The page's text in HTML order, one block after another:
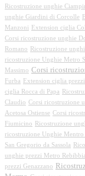
Ricostruzione unghie
unghie Giardini di Corcolle
Manzoni
Extension ciglia
Corsi ricostruzione unghie
Romano
Ricostruzione
ricostruzione Unghie Metro
Massimo Corsi
Furba
Extension ciglia
ciglia Rocca di Papa
Claudio Corsi ricostruzione
Acetosa Ostiense Corsi
Fiumicino
Ricostruzione
ricostruzione Unghie
San Gregorio da Sassola
unghie prezzi Metro Rebibbia
prezzi Genazzano